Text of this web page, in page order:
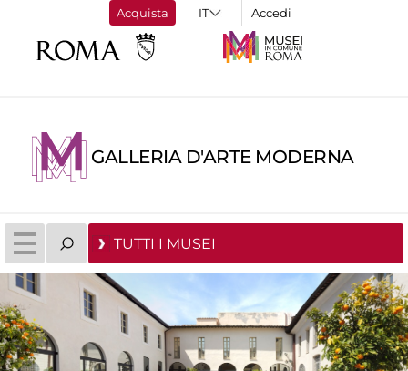
Acquista Accedi
GALLERIA D'ARTE MODERNA
TUTTI I MUSEI